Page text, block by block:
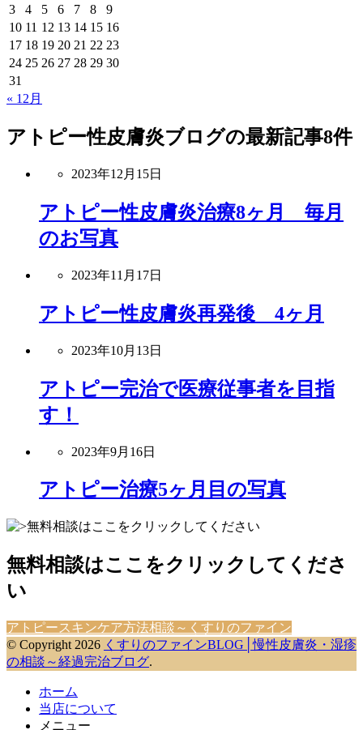
3
4 5 6 7 8
9
10 11 12 13 14 15 16
17 18 19 20 21 22 23
24 25 26 27 28 29 30
31
« 12月
アトピー性皮膚炎ブログの最新記事8件
2023年12月15日
アトピー性皮膚炎治療8ヶ月 毎月
のお写真
2023年11月17日
アトピー性皮膚炎再発後 4ヶ月
2023年10月13日
アトピー完治で医療従事者を目指
す！
2023年9月16日
アトピー治療5ヶ月目の写真
無料相談はここをクリックしてくださ
い
アトピースキンケア方法相談～くすりのファイン
© Copyright 2026 くすりのファインBLOG│慢性皮膚炎・湿疹
の相談～経過完治ブログ.
ホーム
当店について
メニュー